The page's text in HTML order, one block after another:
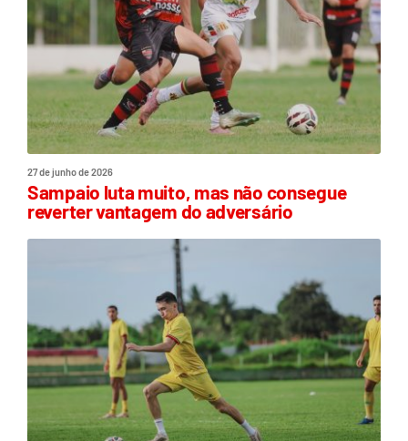
27 de junho de 2026
Sampaio luta muito, mas não consegue
reverter vantagem do adversário